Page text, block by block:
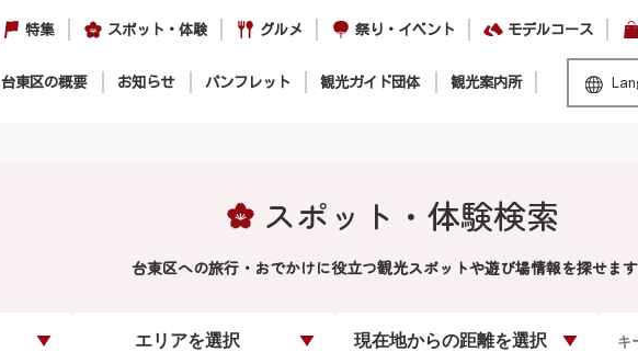
特集 スポット・体験 グルメ 祭り・イベント モデルコース
台東区の概要 お知らせ パンフレット 観光ガイド団体 観光案内所
スポット・体験検索
台東区への旅行・おでかけに役立つ観光スポットや遊び場情報を探せま
エリアを選択 現在地からの距離を選択